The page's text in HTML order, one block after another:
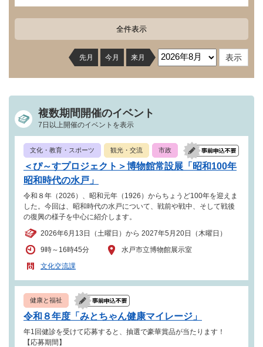
全件表示
先月 今月 来月
複数期間開催のイベント
7日以上開催のイベントを表示
文化・教育・スポーツ 観光・交流 市政
＜ぴ～すプロジェクト＞博物館常設展「昭和100年
昭和時代の水戸」
令和８年（2026）、昭和元年（1926）からちょうど100年を迎えま
した。今回は、昭和時代の水戸について、戦前や戦中、そして戦後
の復興の様子を中心に紹介します。
2026年6月13日（土曜日）から 2027年5月20日（木曜日）
9時～16時45分
水戸市立博物館展示室
文化交流課
健康と福祉
令和８年度「みとちゃん健康マイレージ」
年1回健診を受けて応募すると、抽選で豪華賞品が当たります！
【応募期間】